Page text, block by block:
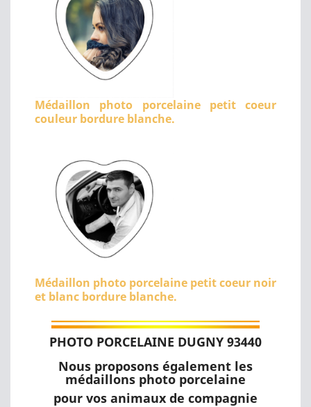
Médaillon photo porcelaine petit coeur
couleur bordure blanche.
Médaillon photo porcelaine petit coeur noir
et blanc bordure blanche.
PHOTO PORCELAINE DUGNY 93440
Nous proposons également les
médaillons photo porcelaine
pour vos animaux de compagnie